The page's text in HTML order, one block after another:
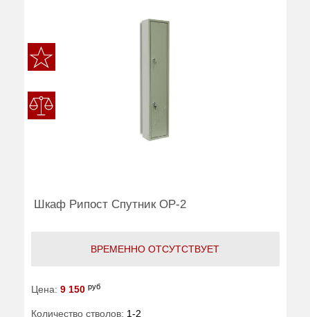
Шкаф Рипост Спутник ОР-2
ВРЕМЕННО ОТСУТСТВУЕТ
Цена: 9 150 руб
Количество стволов: 1-2